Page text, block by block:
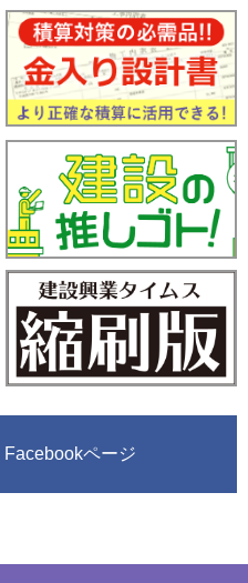
Facebookページ